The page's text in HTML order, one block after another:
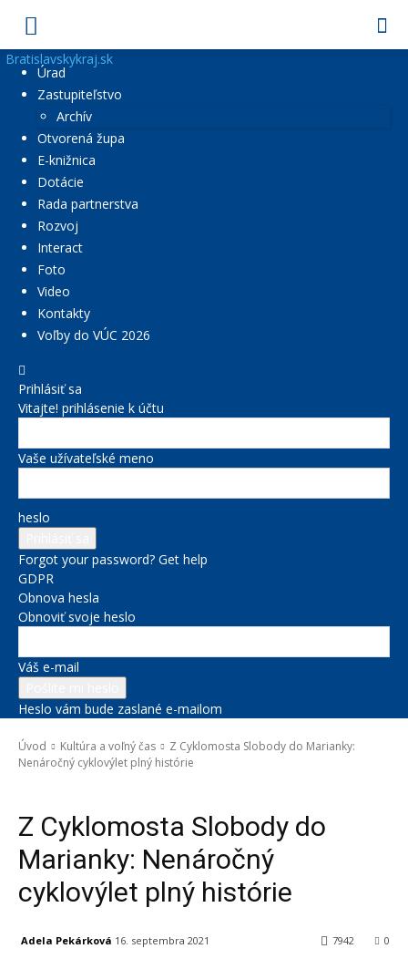
Bratislavskykraj.sk
Úrad
Zastupiteľstvo
Archív
Otvorená župa
E-knižnica
Dotácie
Rada partnerstva
Rozvoj
Interact
Foto
Video
Kontakty
Voľby do VÚC 2026
Prihlásiť sa
Vitajte! prihlásenie k účtu
Vaše užívateľské meno
heslo
Forgot your password? Get help
GDPR
Obnova hesla
Obnoviť svoje heslo
Váš e-mail
Heslo vám bude zaslané e-mailom
Úvod Kultúra a voľný čas
Z Cyklomosta Slobody do Marianky:
Nenáročný cyklovýlet plný histórie
Z Cyklomosta Slobody do
Marianky: Nenáročný
cyklovýlet plný histórie
Adela Pekárková 16. septembra 2021 0
7942